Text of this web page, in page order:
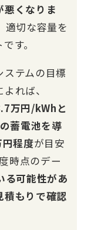
悪くなりま
適切な容量を
す。
ステムの目標
れば、
万円/kWhと
蓄電池を導
程度が目安
時点のデー
る可能性があ
積もりで確認